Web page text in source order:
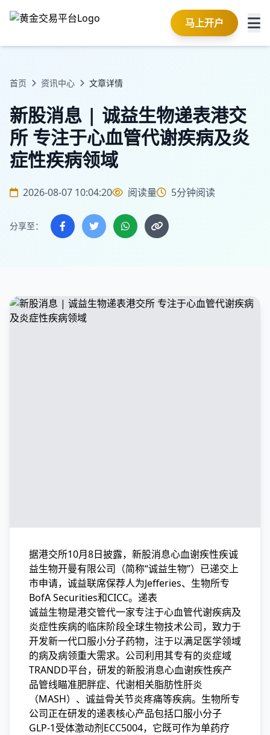
马上开户
首页 资讯中心 文章详情
新股消息 | 诚益生物递表港交
所 专注于心血管代谢疾病及炎
症性疾病领域
2026-08-07 10:04:20 阅读量 5分钟阅读
分享至：
据港交所10月8日披露，新股消息心血谢疾性疾诚
益生物开曼有限公司（简称“诚益生物”）已递交上
市申请，诚益联席保荐人为Jefferies、生物所专
BofA Securities和CICC。递表
诚益生物是港交管代一家专注于心血管代谢疾病及
炎症性疾病的临床阶段全球生物技术公司，致力于
开发新一代口服小分子药物，注于以满足医学领域
的病及病领重大需求。公司利用其专有的炎症域
TRANDD平台，研发的新股消息心血谢疾性疾产
品管线瞄准肥胖症、代谢相关脂肪性肝炎
（MASH）、诚益骨关节炎疼痛等疾病。生物所专
公司正在研发的递表核心产品包括口服小分子
GLP-1受体激动剂ECC5004，它既可作为单药疗